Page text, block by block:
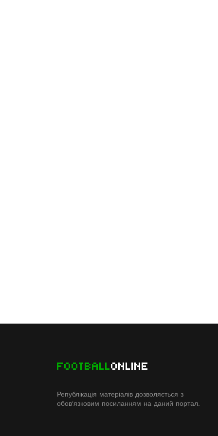
FOOTBALLONLINE
Републікація матеріалів дозволяється з
обов'язковим посиланням на даний портал.